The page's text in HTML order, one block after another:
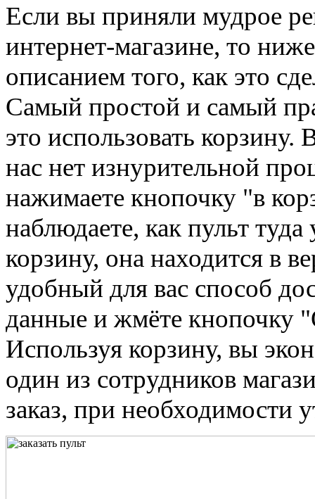
Если вы приняли мудрое
интернет-магазине, то
описанием того, как это
Самый простой и самый
это использовать
нас нет изнурительной
нажимаете кнопочку "в
наблюдаете, как пульт туда
корзину, она находится в
удобный для вас способ
данные и жмёте кнопочку
Используя корзину, вы
один из сотрудников
заказ, при необходимости